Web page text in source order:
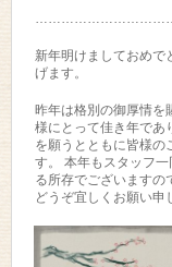
新年明けましておめで
げます。
昨年は格別の御厚情を
様にとって佳き年であ
を願うとともに皆様の
す。 本年もスタッフ
る所存でございますの
どうぞ宜しくお願い申